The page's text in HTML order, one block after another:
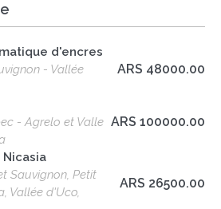
d'encres
- Vallée
ARS 48000.00
- Agrelo et Valle ARS 100000.00
Sauvignon, Petit
Vallée d'Uco,
ARS 26500.00